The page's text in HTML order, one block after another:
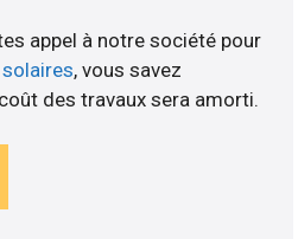
appel à notre société pour
solaires, vous savez
des travaux sera amorti.